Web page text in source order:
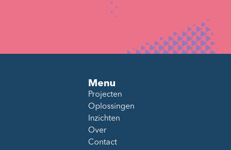
Menu
Projecten
Oplossingen
Inzichten
Over
Contact